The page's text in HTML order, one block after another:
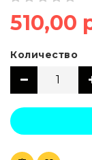
510,00
Количество